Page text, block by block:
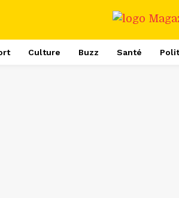
Culture Buzz Santé